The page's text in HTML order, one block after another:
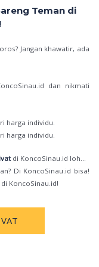
Teman di
Jangan khawatir, ada
dan nikmati
harga individu.
harga individu.
di KoncoSinau.id loh…
Di KoncoSinau.id bisa!
KoncoSinau.id!